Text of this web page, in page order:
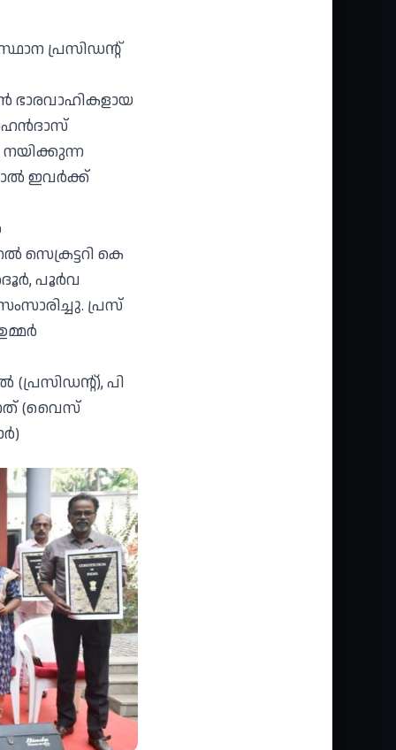
പ്രസിഡന്റ്
ഭാരവാഹികളായ
ഇവർക്ക്
സെക്രട്ടറി കെ
പൂർവ
പ്രസ്
പി
(വൈസ്